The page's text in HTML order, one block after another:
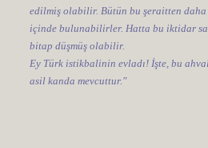
edilmiş olabilir. Bütün bu şeraitten
içinde bulunabilirler. Hatta bu iktidar
bitap düşmüş olabilir.
Ey Türk istikbalinin evladı! İşte, bu
asil kanda mevcuttur."